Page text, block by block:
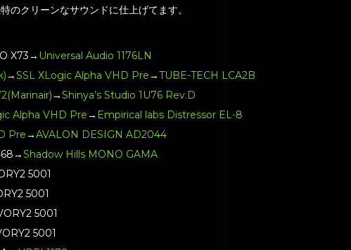
クリーンなサウンドに仕上げてます。
X73→ Universal Audio 1176LN
→SSL XLogic Alpha VHD Pre→TUBE-TECH LCA2B
→Shinya’s Studio 1U76 Rev.D
Alpha VHD Pre→ Empirical labs Distressor EL-8
Pre→AVALON DESIGN AD2044
Shadow Hills MONO GAMA
5001
5001
5001
5001